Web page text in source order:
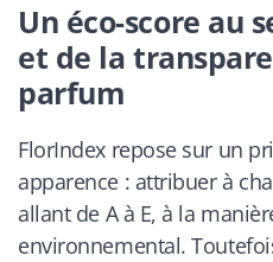
Un éco-score au
et de la
parfum
FlorIndex repose sur un
apparence : attribuer à
allant de A à E, à la
environnemental.